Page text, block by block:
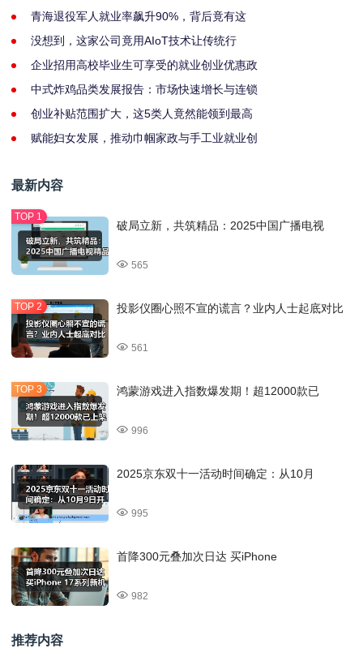
青海退役军人就业率飙升90%，背后竟有这
没想到，这家公司竟用AIoT技术让传统行
企业招用高校毕业生可享受的就业创业优惠政
中式炸鸡品类发展报告：市场快速增长与连锁
创业补贴范围扩大，这5类人竟然能领到最高
赋能妇女发展，推动巾帼家政与手工业就业创
最新内容
破局立新，共筑精品：2025中国广播电视
565
投影仪圈心照不宣的谎言？业内人士起底对比
561
鸿蒙游戏进入指数爆发期！超12000款已
996
2025京东双十一活动时间确定：从10月
995
首降300元叠加次日达 买iPhone
982
推荐内容